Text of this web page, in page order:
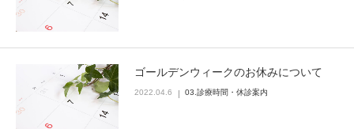
ゴールデンウィークのお休みについて
2022.04.6 03.診療時間・休診案内